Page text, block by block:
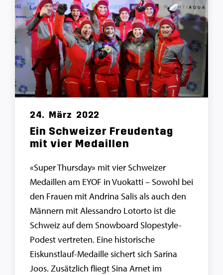
24. März 2022
Ein Schweizer Freudentag
mit vier Medaillen
«Super Thursday» mit vier Schweizer
Medaillen am EYOF in Vuokatti – Sowohl bei
den Frauen mit Andrina Salis als auch den
Männern mit Alessandro Lotorto ist die
Schweiz auf dem Snowboard Slopestyle-
Podest vertreten. Eine historische
Eiskunstlauf-Medaille sichert sich Sarina
Joos. Zusätzlich fliegt Sina Arnet im